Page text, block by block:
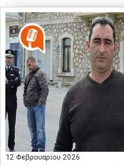
12 Φεβρουαρίου 2026